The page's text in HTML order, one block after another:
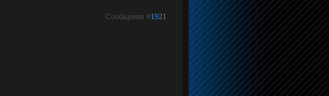
Сообщение #1921